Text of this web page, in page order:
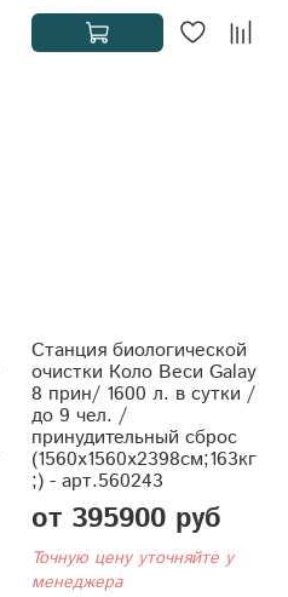
Станция биологической
очистки Коло Веси Galay
8 прин/ 1600 л. в сутки /
до 9 чел. /
принудительный сброс
(1560x1560x2398см;163кг
;) - арт.560243
от 395900 руб
Точную цену уточняйте у
менеджера